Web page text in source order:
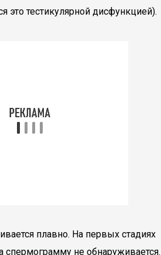
это тестикулярной дисфункцией).
плавно. На первых стадиях
спермограмму не обнаруживается.